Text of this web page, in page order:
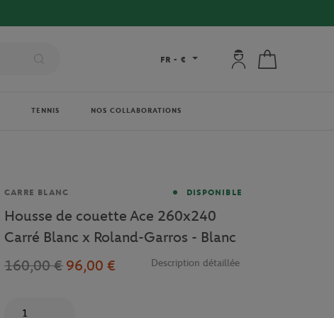
FR - € Mon compte : se
TENNIS NOS COLLABORATIONS
Marque
CARRE BLANC DISPONIBLE
Housse de couette Ace 260x240
Carré Blanc x Roland-Garros - Blanc
160,00 € 96,00 € Description détaillée